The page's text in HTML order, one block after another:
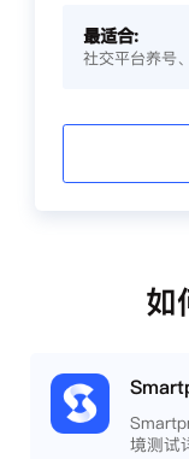
最适合:
社交平台养号
如
境测试